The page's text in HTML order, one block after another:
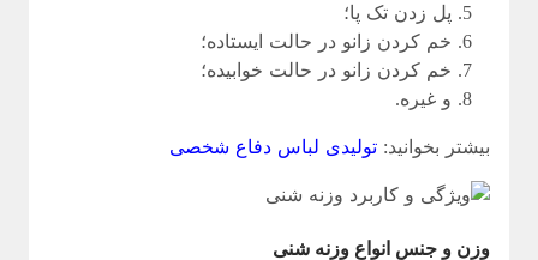
پل زدن تک ‌پا؛
خم کردن زانو در حالت ایستاده؛
خم کردن زانو در حالت خوابیده؛
و غیره.
بیشتر بخوانید: تولیدی لباس دفاع شخصی
وزن و جنس انواع وزنه شنى